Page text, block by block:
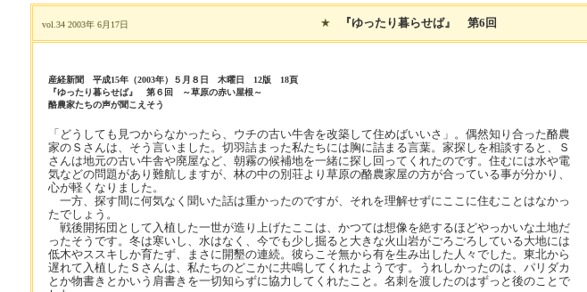
vol.34 2003年 6月17日 ★ 『ゆったり暮らせば』 第6回
産経新聞 平成15年（2003年）５月８日 木曜日 12版 18頁
『ゆったり暮らせば』 第６回 ～草原の赤い屋根～
酪農家たちの声が聞こえそう
「どうしても見つからなかったら、ウチの古い牛舎を改築して住めばいいさ」。偶然知り合った酪農
家のＳさんは、そう言いました。切羽詰まった私たちには胸に詰まる言葉。家探しを相談すると、Ｓ
さんは地元の古い牛舎や廃屋など、朝霧の候補地を一緒に探し回ってくれたのです。住むには水や電
気などの問題があり難航しますが、林の中の別荘より草原の酪農家屋の方が合っている事が分かり、
心が軽くなりました。
一方、探す間に何気なく聞いた話は重かったのですが、それを理解せずにここに住むことはなかっ
たでしょう。
戦後開拓団として入植した一世が造り上げたここは、かつては想像を絶するほどやっかいな土地だ
ったそうです。冬は寒いし、水はなく、今でも少し掘ると大きな火山岩がごろごろしている大地には
低木やススキしか育たず、まさに開墾の連続。彼らこそ無から有を生み出した人々でした。東北から
遅れて入植したＳさんは、私たちのどこかに共鳴してくれたようです。うれしかったのは、パリダカ
とか物書きとかいう肩書きを一切知らずに協力してくれたこと。名刺を渡したのはずっと後のことで